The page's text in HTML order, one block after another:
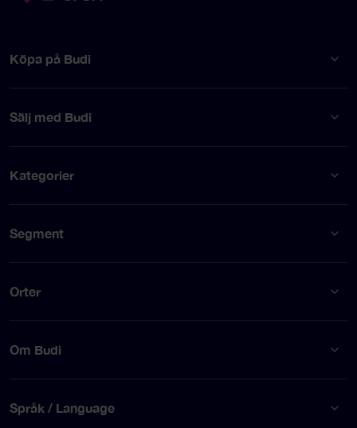
Köpa på Budi
Sälj med Budi
Kategorier
Segment
Orter
Om Budi
Språk / Language